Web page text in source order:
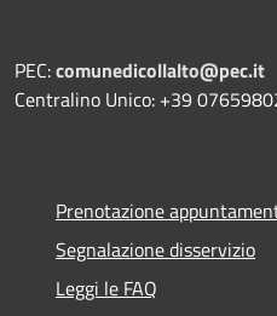
PEC:comunedicollalto@pec.it
Centralino Unico: +39
Prenotazione
Segnalazione disservizio
Leggi le FAQ